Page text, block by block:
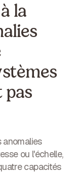
la
pas
anomalies
ou l'échelle,
capacités